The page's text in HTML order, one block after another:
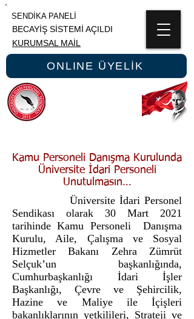
SENDİKA PANELİ
BECAYİŞ SİSTEMİ AÇILDI
KURUMSAL MAİL
ONLINE ÜYELİK
Kamu Personeli Danışma Kurulunda
Üniversite İdari Personeli
Unutulmasın…
Üniversite İdari Personel
Sendikası olarak 30 Mart 2021
tarihinde Kamu Personeli Danışma
Kurulu, Aile, Çalışma ve Sosyal
Hizmetler Bakanı Zehra Zümrüt
Selçuk’un başkanlığında,
Cumhurbaşkanlığı İdari İşler
Başkanlığı, Çevre ve Şehircilik,
Hazine ve Maliye ile İçişleri
bakanlıklarının yetkilileri, Strateji ve